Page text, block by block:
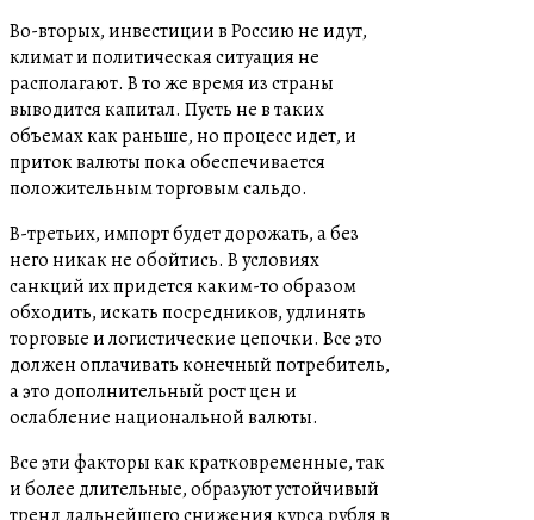
Во-вторых, инвестиции в Россию не идут,
климат и политическая ситуация не
располагают. В то же время из страны
выводится капитал. Пусть не в таких
объемах как раньше, но процесс идет, и
приток валюты пока обеспечивается
положительным торговым сальдо.
В-третьих, импорт будет дорожать, а без
него никак не обойтись. В условиях
санкций их придется каким-то образом
обходить, искать посредников, удлинять
торговые и логистические цепочки. Все это
должен оплачивать конечный потребитель,
а это дополнительный рост цен и
ослабление национальной валюты.
Все эти факторы как кратковременные, так
и более длительные, образуют устойчивый